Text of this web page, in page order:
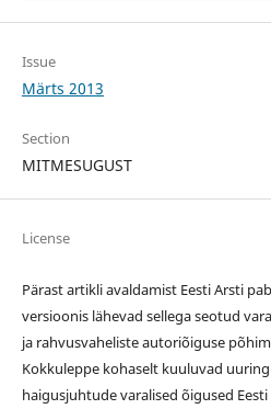
Issue
Märts 2013
Section
MITMESUGUST
License
Pärast artikli avaldamist Eesti Arsti
versioonis lähevad sellega seotud
ja rahvusvaheliste autoriõiguse
Kokkuleppe kohaselt kuuluvad
haigusjuhtude varalised õigused